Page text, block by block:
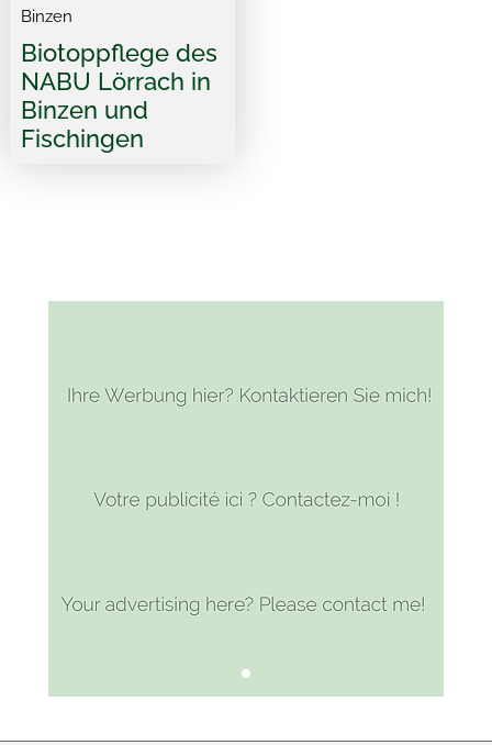
Binzen
Biotoppflege des
NABU Lörrach in
Binzen und
Fischingen